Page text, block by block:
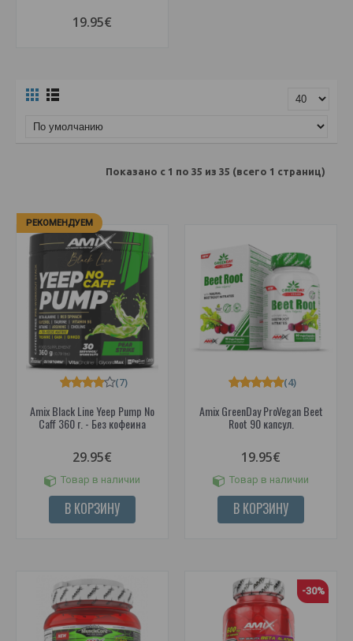
19.95€
Показано с 1 по 35 из 35 (всего 1 страниц)
РЕКОМЕНДУЕМ
Amix Black Line Yeep Pump No
Caff 360 г. - Без кофеина
(7)
29.95€
Товар в наличии
В КОРЗИНУ
Amix GreenDay ProVegan Beet
Root 90 капсул.
(4)
19.95€
Товар в наличии
В КОРЗИНУ
-30%